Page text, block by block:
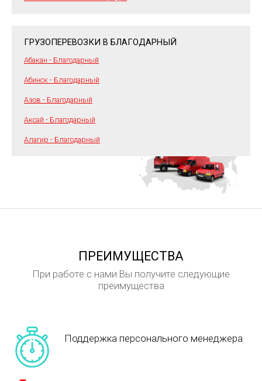
ГРУЗОПЕРЕВОЗКИ В БЛАГОДАРНЫЙ
Абакан - Благодарный
Абинск - Благодарный
Азов - Благодарный
Аксай - Благодарный
Алагир - Благодарный
ПРЕИМУЩЕСТВА
При работе с нами Вы получите следующие
преимущества
Поддержка персонального менеджера